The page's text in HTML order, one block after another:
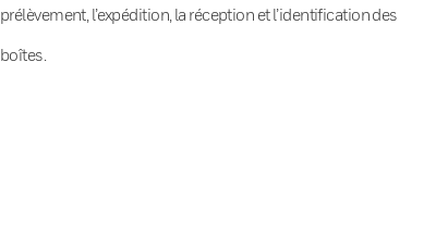
prélèvement, l’expédition, la réception et l’identification des
boîtes.